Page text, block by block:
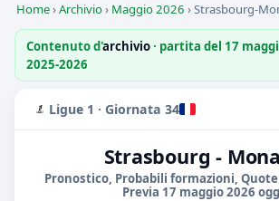
Home›Archivio› Maggio 2026 ›Strasbourg-
Contenuto d'archivio· partita del 17
2025-2026
Ligue 1 · Giornata 34
Strasbourg -
Pronostico, Probabili formazioni,
Previa 17 maggio 2026